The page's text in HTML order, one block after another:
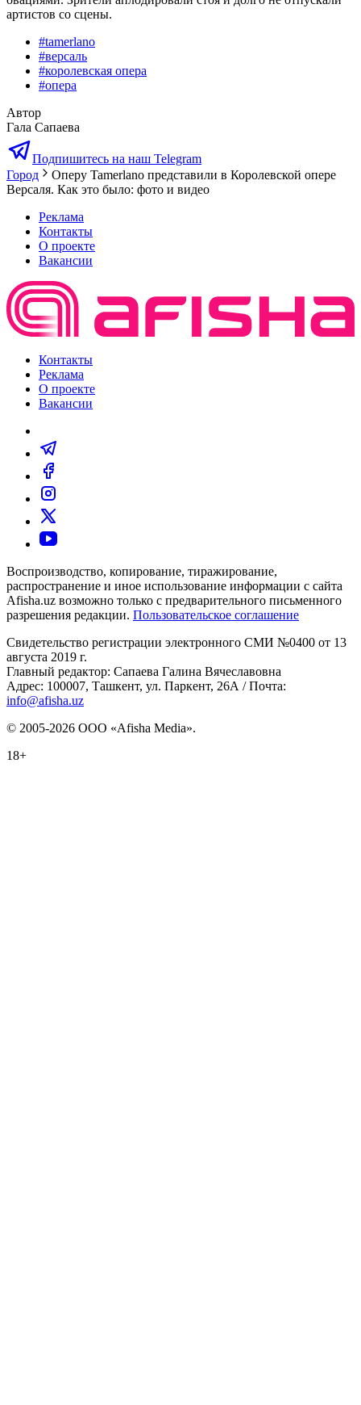
артистов со сцены.
#tamerlano
#версаль
#королевская опера
#опера
Автор
Гала Сапаева
Подпишитесь на наш Telegram
Город
Оперу Tamerlano представили в Королевской опере
Версаля. Как это было: фото и видео
Реклама
Контакты
О проекте
Вакансии
Контакты
Реклама
О проекте
Вакансии
Воспроизводство, копирование, тиражирование,
распространение и иное использование информации с сайта
Afisha.uz возможно только с предварительного письменного
разрешения редакции. Пользовательское соглашение
Свидетельство регистрации электронного СМИ №0400 от 13
августа 2019 г.
Главный редактор: Сапаева Галина Вячеславовна
Адрес: 100007, Ташкент, ул. Паркент, 26А / Почта:
info@afisha.uz
© 2005-2026 ООО «Afisha Media».
18+